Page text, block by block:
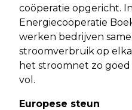
coöperatie opgericht.
Energiecoöperatie
werken bedrijven
stroomverbruik op
het stroomnet zo
vol.
Europese steun